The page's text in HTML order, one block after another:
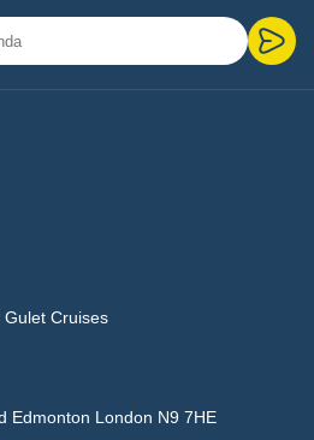
Gulet Cruises
Edmonton London N9 7HE